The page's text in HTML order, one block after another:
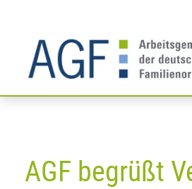
springen
AGF begrüßt